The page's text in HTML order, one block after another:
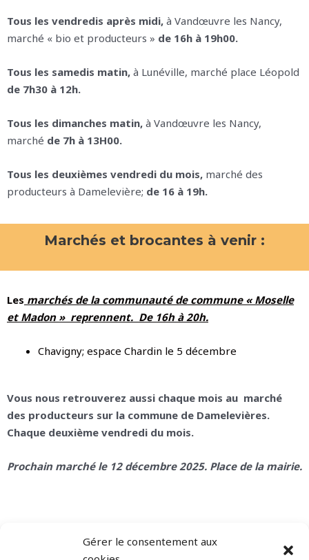
Gérer le consentement aux
Tous les vendredis après midi, à Vandœuvre les Nancy,
marché « bio et producteurs » de 16h à 19h00.
Tous les samedis matin, à Lunéville, marché place Léopold
de 7h30 à 12h.
Tous les dimanches matin, à Vandœuvre les Nancy,
marché de 7h à 13H00.
Tous les deuxièmes vendredi du mois, marché des
producteurs à Damelevière; de 16 à 19h.
Marchés et brocantes à venir :
Les marchés de la communauté de commune « Moselle
et Madon » reprennent. De 16h à 20h.
Chavigny; espace Chardin le 5 décembre
Vous nous retrouverez aussi chaque mois au marché
des producteurs sur la commune de Damelevières.
Chaque deuxième vendredi du mois.
Prochain marché le 12 décembre 2025. Place de la mairie.
Marchés de Nöel à venir :